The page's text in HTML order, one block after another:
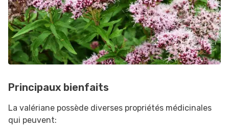
Principaux bienfaits
La valériane possède diverses propriétés médicinales
qui peuvent: